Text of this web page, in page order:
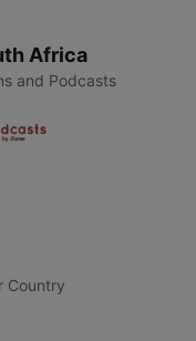
Africa
and Podcasts
Country